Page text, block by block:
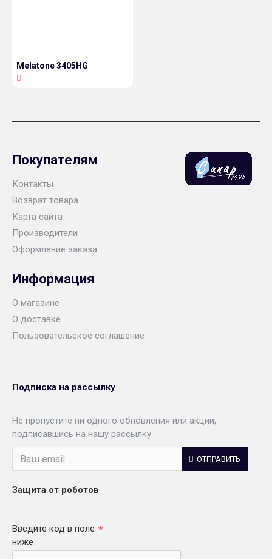
Melatone 3405HG
Покупателям
Контакты
Возврат товара
Карта сайта
Производители
Оформление заказа
Информация
О магазине
О доставке
Пользовательское соглашение
Подписка на рассылку
Не пропустите ни одного обновления или акции,
подписавшись на нашу рассылку.
ОТПРАВИТЬ
Защита от роботов
Введите код в поле
ниже